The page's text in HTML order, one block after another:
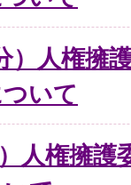
）人権擁
いて
人権擁護